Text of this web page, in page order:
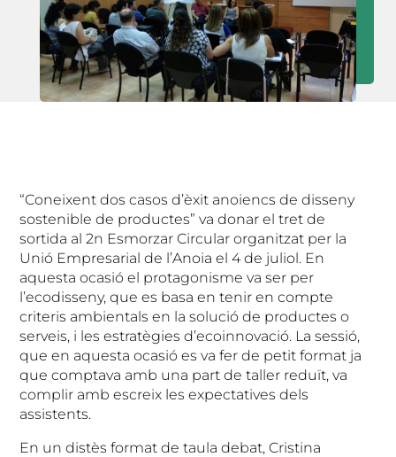
“Coneixent dos casos d’èxit anoiencs de disseny
sostenible de productes” va donar el tret de
sortida al 2n Esmorzar Circular organitzat per la
Unió Empresarial de l’Anoia el 4 de juliol. En
aquesta ocasió el protagonisme va ser per
l’ecodisseny, que es basa en tenir en compte
criteris ambientals en la solució de productes o
serveis, i les estratègies d’ecoinnovació. La sessió,
que en aquesta ocasió es va fer de petit format ja
que comptava amb una part de taller reduït, va
complir amb escreix les expectatives dels
assistents.
En un distès format de taula debat, Cristina